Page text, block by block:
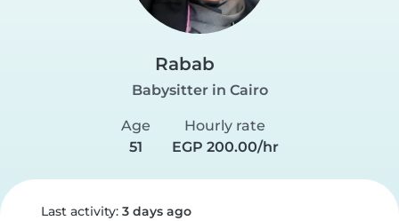
Rabab
Babysitter in Cairo
Age
51
Hourly rate
EGP 200.00/hr
Last activity: 3 days ago